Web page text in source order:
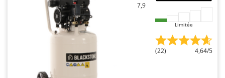
7,9
Limitée
(22) 4,64/5